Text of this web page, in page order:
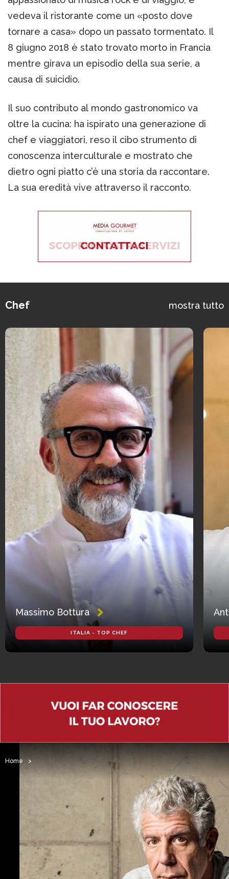
vedeva il ristorante come un «posto dove
tornare a casa» dopo un passato tormentato. Il
8 giugno 2018 è stato trovato morto in Francia
mentre girava un episodio della sua serie, a
causa di suicidio.
Il suo contributo al mondo gastronomico va
oltre la cucina: ha ispirato una generazione di
chef e viaggiatori, reso il cibo strumento di
conoscenza interculturale e mostrato che
dietro ogni piatto c’è una storia da raccontare.
La sua eredità vive attraverso il racconto.
Chef mostra tutto
Massimo Bottura
ITALIA - TOP CHEF
Home >